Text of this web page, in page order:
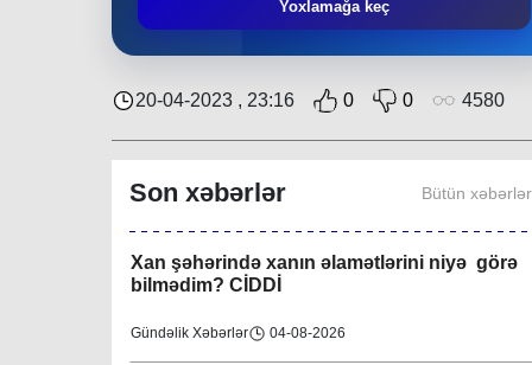
Yoxlamağa keç
20-04-2023 , 23:16 0 0 4580
Son xəbərlər Bütün xəbərlər
bundan sonra da sakinlərin sosial-rifah
Elmi-Praktik Məsələlər
Xan şəhərində xanın əlamətlərini niyə görə
bilmədim? CİDDİ
Gündəlik Xəbərlər 04-08-2026